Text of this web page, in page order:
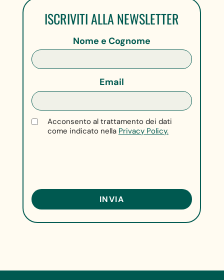
ISCRIVITI ALLA NEWSLETTER
Nome e Cognome
Email
Acconsento al trattamento dei dati
come indicato nella Privacy Policy.